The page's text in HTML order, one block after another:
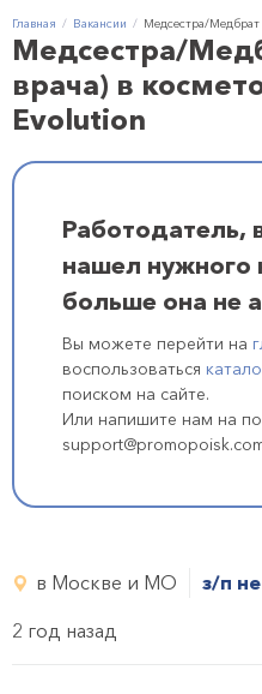
Главная Вакансии Медсестра/Медбрат
Медсестра/
врача) в
Evolution
Работодатель,
нашел нужного
больше она не
Вы можете перейти на
воспользоваться
поиском на сайте.
Или напишите нам на
в Москве и МО
з/п
2 год назад